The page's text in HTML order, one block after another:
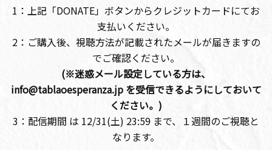
1：上記「DONATE」ボタンからクレジットカードにてお
支払いください。
2：ご購入後、視聴方法が記載されたメールが届きますの
でご確認ください。
(※迷惑メール設定している方は、
info@tablaoesperanza.jp を受信できるようにしておいて
ください。)
3：配信期間 は 12/31(土) 23:59 まで、１週間のご視聴と
なります。